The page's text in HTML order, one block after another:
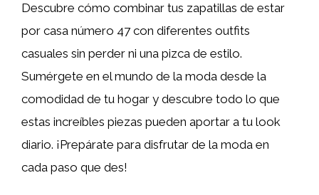
Descubre cómo combinar tus zapatillas de estar
por casa número 47 con diferentes outfits
casuales sin perder ni una pizca de estilo.
Sumérgete en el mundo de la moda desde la
comodidad de tu hogar y descubre todo lo que
estas increíbles piezas pueden aportar a tu look
diario. ¡Prepárate para disfrutar de la moda en
cada paso que des!